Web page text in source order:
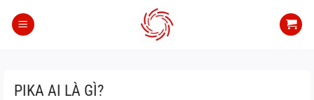
qua
PIKA AI LÀ GÌ?